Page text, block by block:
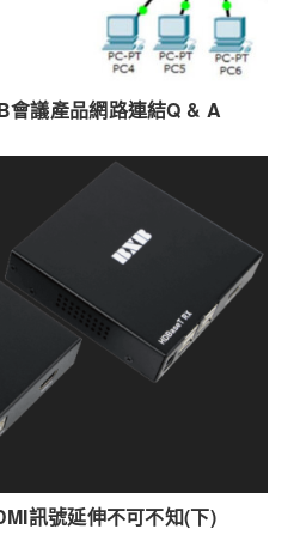
會議產品網路連結Q & A
訊號延伸不可不知(下)